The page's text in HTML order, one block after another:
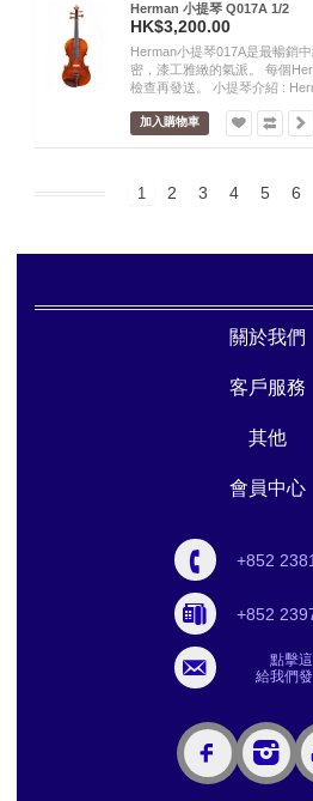
Herman 小提琴 Q017A 1/2
HK$3,200.00
Herman小提琴017A是最暢銷
密，漆工雅緻的氣派。 每個
檢查再發送。 小提琴介紹 :
加入購物車
1 2 3 4 5 6
關於我們
客戶服務
其他
會員中心
+852
+852
點擊
給我們